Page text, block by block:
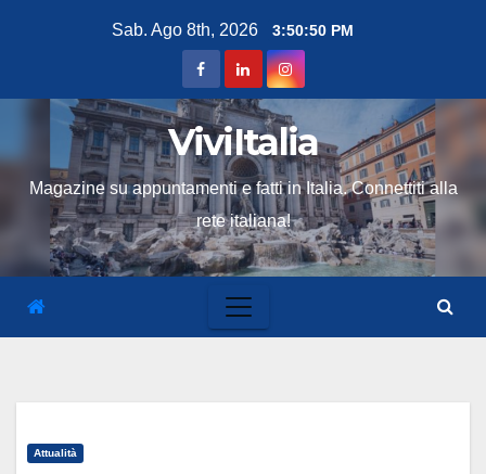
Sab. Ago 8th, 2026 3:50:51 PM
ViviItalia
Magazine su appuntamenti e fatti in Italia. Connettiti alla
rete italiana!
Attualità